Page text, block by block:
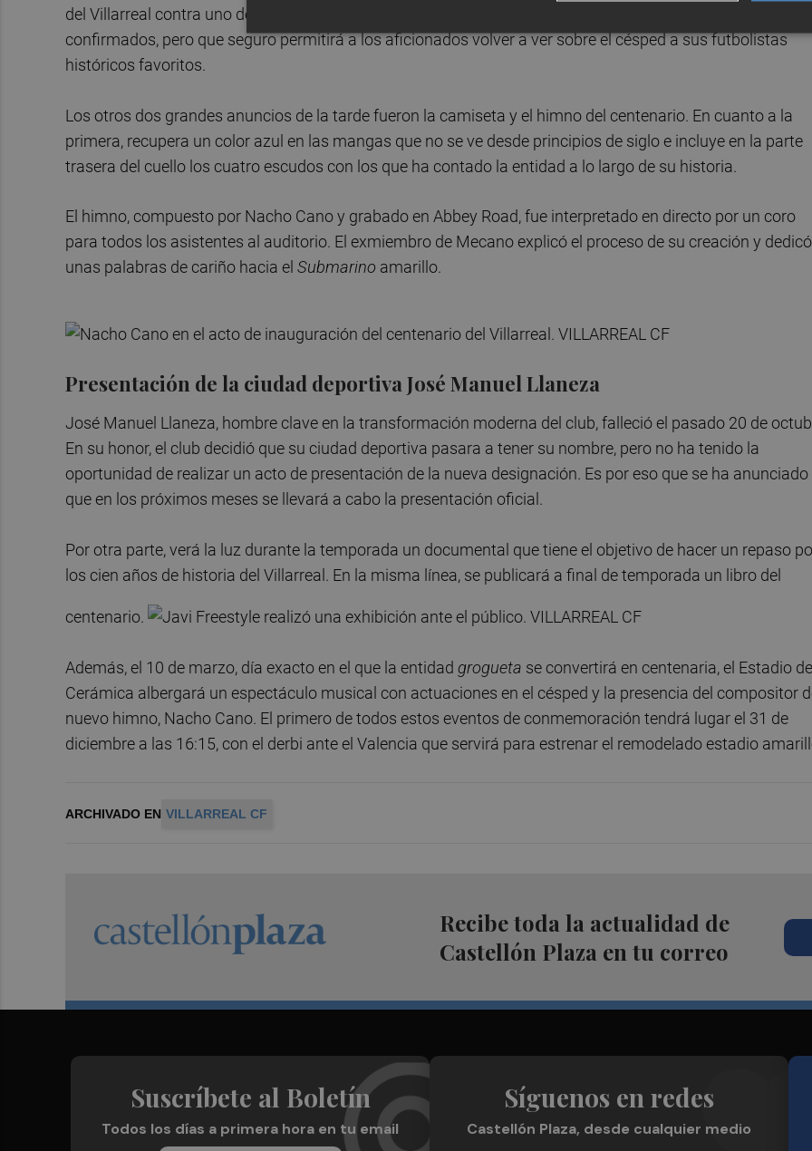
del Villarreal contra uno de leyendas españolas. Un encuentro para el que todavía no hay protagonistas
confirmados, pero que seguro permitirá a los aficionados volver a ver sobre el césped a sus futbolistas
históricos favoritos.
Los otros dos grandes anuncios de la tarde fueron la camiseta y el himno del centenario. En cuanto a la
primera, recupera un color azul en las mangas que no se ve desde principios de siglo e incluye en la parte
trasera del cuello los cuatro escudos con los que ha contado la entidad a lo largo de su historia.
El himno, compuesto por Nacho Cano y grabado en Abbey Road, fue interpretado en directo por un coro
para todos los asistentes al auditorio. El exmiembro de Mecano explicó el proceso de su creación y dedicó
unas palabras de cariño hacia el Submarino amarillo.
Presentación de la ciudad deportiva José Manuel Llaneza
José Manuel Llaneza, hombre clave en la transformación moderna del club, falleció el pasado 20 de
En su honor, el club decidió que su ciudad deportiva pasara a tener su nombre, pero no ha tenido la
oportunidad de realizar un acto de presentación de la nueva designación. Es por eso que se ha anunciado
que en los próximos meses se llevará a cabo la presentación oficial.
Por otra parte, verá la luz durante la temporada un documental que tiene el objetivo de hacer un repaso
los cien años de historia del Villarreal. En la misma línea, se publicará a final de temporada un libro del
centenario.
Además, el 10 de marzo, día exacto en el que la entidad grogueta se convertirá en centenaria, el Estadio
Cerámica albergará un espectáculo musical con actuaciones en el césped y la presencia del compositor
nuevo himno, Nacho Cano. El primero de todos estos eventos de conmemoración tendrá lugar el 31 de
diciembre a las 16:15, con el derbi ante el Valencia que servirá para estrenar el remodelado estadio
ARCHIVADO EN VILLARREAL CF
Recibe toda la actualidad de
Castellón Plaza en tu correo
Suscríbete al Boletín
Todos los días a primera hora en tu email
Síguenos en redes
Castellón Plaza, desde cualquier medio